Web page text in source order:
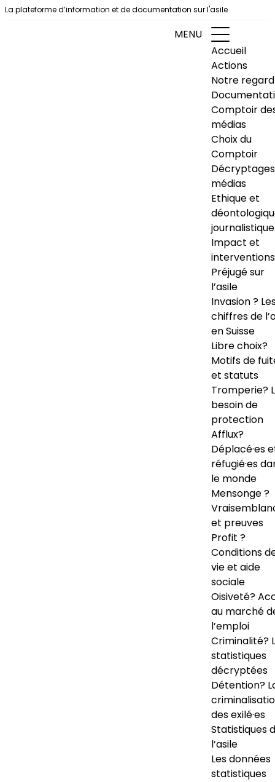
Aller au contenu
La plateforme d’information et de documentation sur l'asile
MENU
Accueil
Actions
Notre regard
Comptoir
médias
Choix du
Comptoir
Décryptages
médias
Ethique et
journalistique
Impact et
interventions
Préjugé sur
l’asile
Invasion ?
chiffres de
en Suisse
Libre choix?
Motifs de
et statuts
Tromperie?
besoin de
protection
Afflux?
Déplacé·es
réfugié·es
le monde
Mensonge ?
et preuves
Profit ?
Conditions
vie et aide
sociale
Oisiveté?
au marché
l’emploi
Criminalité?
statistiques
décryptées
Détention?
des exilé·es
Statistiques
l’asile
Les données
statistiques